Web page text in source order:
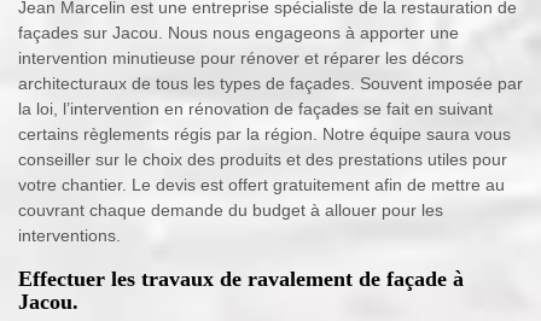
Jean Marcelin est une entreprise spécialiste de la restauration de
façades sur Jacou. Nous nous engageons à apporter une
intervention minutieuse pour rénover et réparer les décors
architecturaux de tous les types de façades. Souvent imposée par
la loi, l’intervention en rénovation de façades se fait en suivant
certains règlements régis par la région. Notre équipe saura vous
conseiller sur le choix des produits et des prestations utiles pour
votre chantier. Le devis est offert gratuitement afin de mettre au
couvrant chaque demande du budget à allouer pour les
interventions.
Effectuer les travaux de ravalement de façade à
Jacou.